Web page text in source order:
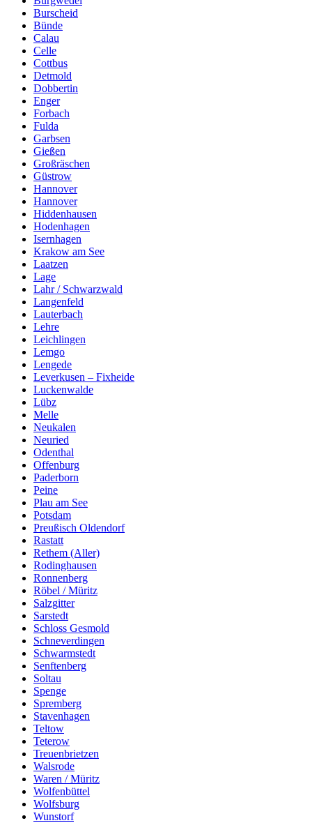
Burscheid
Bünde
Calau
Celle
Cottbus
Detmold
Dobbertin
Enger
Forbach
Fulda
Garbsen
Gießen
Großräschen
Güstrow
Hannover
Hannover
Hiddenhausen
Hodenhagen
Isernhagen
Krakow am See
Laatzen
Lage
Lahr / Schwarzwald
Langenfeld
Lauterbach
Lehre
Leichlingen
Lemgo
Lengede
Leverkusen – Fixheide
Luckenwalde
Lübz
Melle
Neukalen
Neuried
Odenthal
Offenburg
Paderborn
Peine
Plau am See
Potsdam
Preußisch Oldendorf
Rastatt
Rethem (Aller)
Rodinghausen
Ronnenberg
Röbel / Müritz
Salzgitter
Sarstedt
Schloss Gesmold
Schneverdingen
Schwarmstedt
Senftenberg
Soltau
Spenge
Spremberg
Stavenhagen
Teltow
Teterow
Treuenbrietzen
Walsrode
Waren / Müritz
Wolfenbüttel
Wolfsburg
Wunstorf